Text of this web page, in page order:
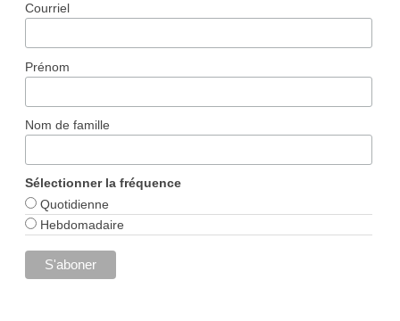
Courriel
Prénom
Nom de famille
Sélectionner la fréquence
Quotidienne
Hebdomadaire